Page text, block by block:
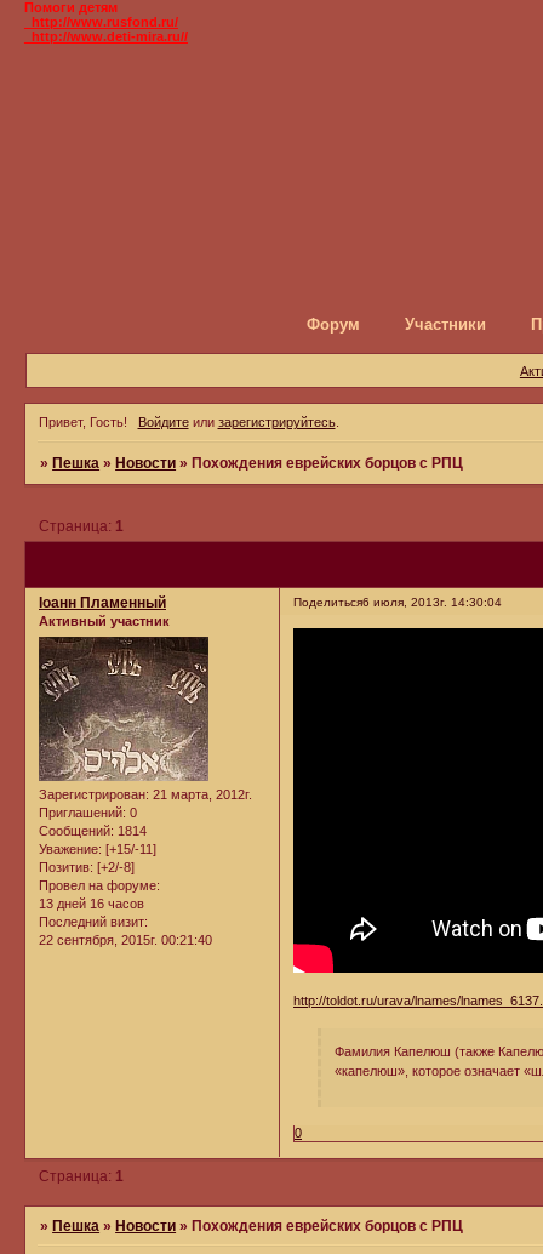
Помоги детям
_http://www.rusfond.ru/
_http://www.deti-mira.ru//
Форум Участники
Привет, Гость! Войдитеили зарегистрируйтесь.
» Пешка » Новости » Похождения еврейских борцов с РПЦ
Страница: 1
Поделиться6 июля, 2013г. 14:30:04
Iоанн Пламенный
Активный участник
Зарегистрирован: 21 марта, 2012г.
Приглашений: 0
Сообщений: 1814
Уважение: [+15/-11]
Позитив: [+2/-8]
Провел на форуме:
13 дней 16 часов
Последний визит:
22 сентября, 2015г. 00:21:40
http://toldot.ru/urava/lnames/
Фамилия Капелюш (также
«капелюш», которое означает
0
Страница: 1
» Пешка » Новости » Похождения еврейских борцов с РПЦ